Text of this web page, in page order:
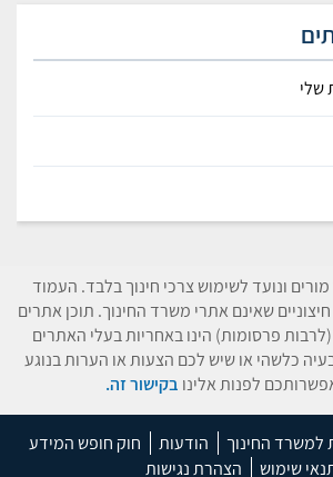
שלי
ונועד לשימוש צרכי חינוך בלבד. העמוד
שאינם אתרי משרד החינוך. תוכן אתרים
פרסומות) הינו באחריות בעלי האתרים
כלשהי או שיש לכם הצעות או הערות בנוגע
לפנות אלינו בקישור זה.
למשרד החינוך הודעות
חוק חופש המידע
שימוש
הצהרת נגישות